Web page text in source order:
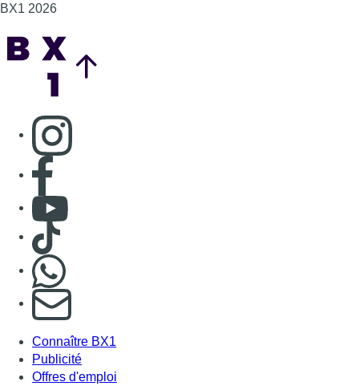
BX1 2026
Consulter page Instagram
Consulter page Facebook
Consulter Youtube
Consulter TikTok
S'abonner à notre newsletter
Connaître BX1
Publicité
Offres d'emploi